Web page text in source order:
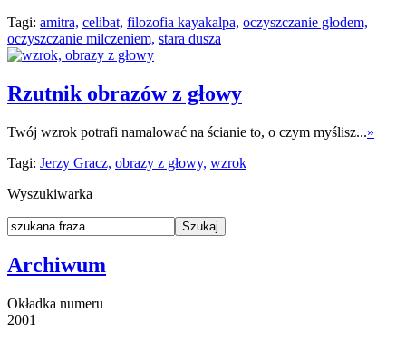
Tagi: amitra, celibat, filozofia kayakalpa, oczyszczanie głodem,
oczyszczanie milczeniem, stara dusza
Rzutnik obrazów z głowy
Twój wzrok potrafi namalować na ścianie to, o czym myślisz...»
Tagi: Jerzy Gracz, obrazy z głowy, wzrok
Wyszukiwarka
Archiwum
Okładka numeru
2001